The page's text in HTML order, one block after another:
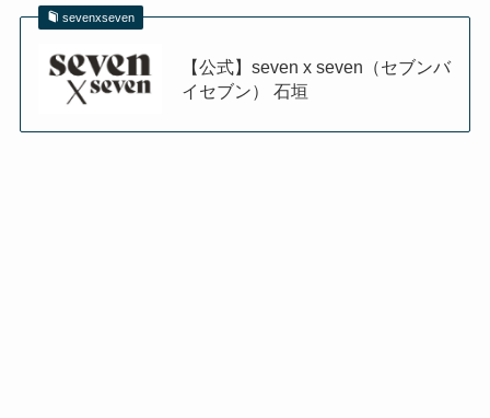
sevenxseven
【公式】seven x seven（セブンバ
イセブン） 石垣